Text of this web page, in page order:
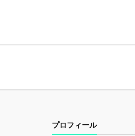
プロフィール